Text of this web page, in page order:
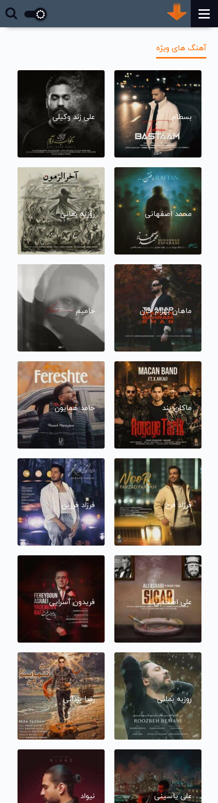
آهنگ های ویژه
بسطام علی زند وکیلی
محمد اصفهانی روزبه بمانی
ماهان بهرام خان حامیم
ماکان بند حامد همایون
فرزاد فرخ فرزاد فرزین
علی اصحابی فریدون آسرایی
روزبه بمانی رضا یزدانی
علی یاسینی نیواد